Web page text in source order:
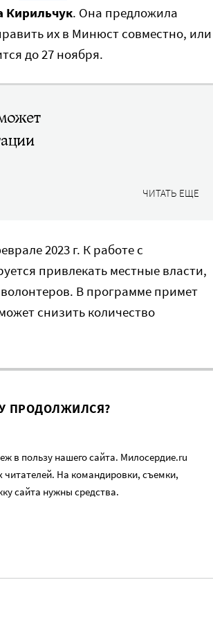
Кирильчук. Она предложила
их в Минюст совместно, или
до 27 ноября.
ЧИТАТЬ ЕЩЕ
2023 г. К работе с
привлекать местные власти,
В программе примет
снизить количество
ПРОДОЛЖИЛСЯ?
в пользу нашего сайта. Милосердие.ru
На командировки, съемки,
сайта нужны средства.